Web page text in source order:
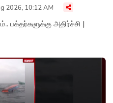
2026, 10:12 AM
பக்தர்களுக்கு அதிர்ச்சி |